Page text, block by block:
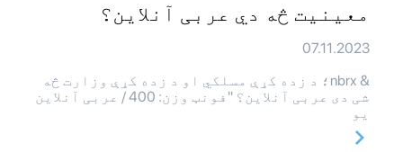
معینیت څه دي عربی آنلاین؟
07.11.2023
& nbrx؛ د زده کړې مسلکي او د زده کړې وزارت څه
شی دی عربی آنلاین؟ "فونټ وزن: 400 / عربی آنلاین
یو